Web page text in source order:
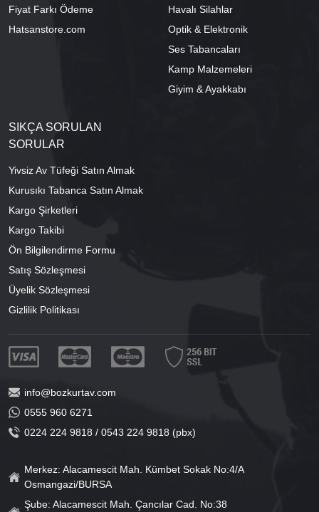
Fiyat Farkı Ödeme
Hatsanstore.com
Havalı Silahlar
Optik & Elektronik
Ses Tabancaları
Kamp Malzemeleri
Giyim & Ayakkabı
SIKÇA SORULAN
SORULAR
Yivsiz Av Tüfeği Satın Almak
Kurusıkı Tabanca Satın Almak
Kargo Şirketleri
Kargo Takibi
Ön Bilgilendirme Formu
Satış Sözleşmesi
Üyelik Sözleşmesi
Gizlilik Politikası
info@bozkurtav.com
0555 960 6271
0224 224 9818 / 0543 224 9818 (pbx)
Merkez: Alacamescit Mah. Kümbet Sokak No:4/A
Osmangazi/BURSA
Şube: Alacamescit Mah. Çancılar Cad. No:38